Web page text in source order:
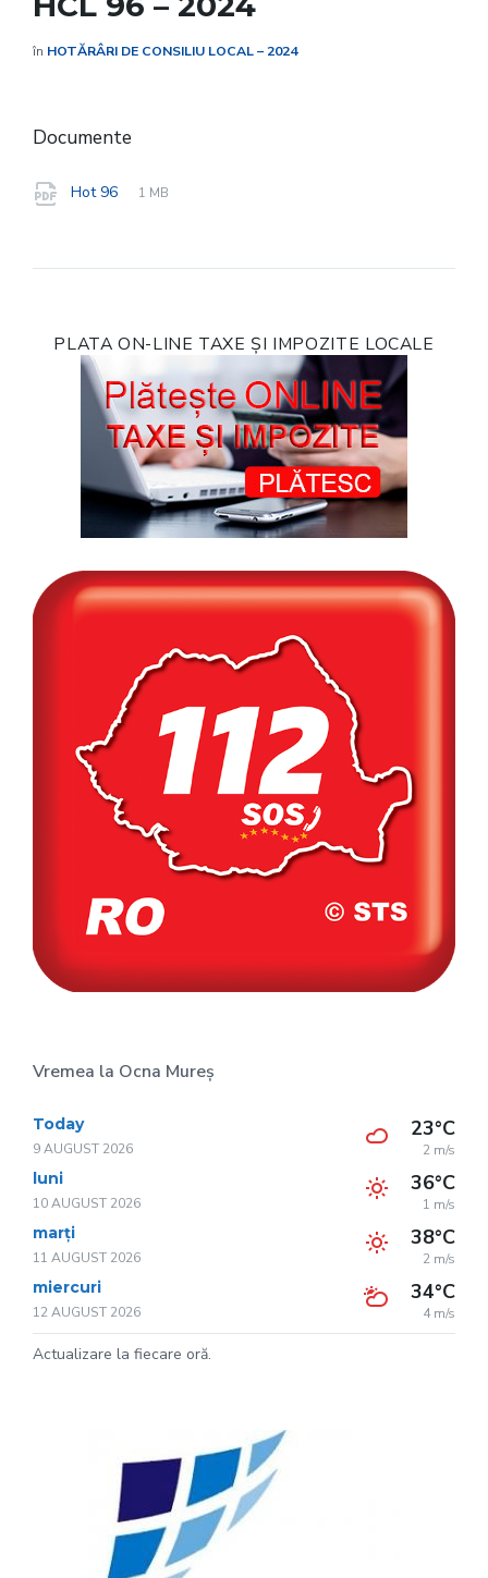
în HOTĂRÂRI DE CONSILIU LOCAL – 2024
Documente
Hot 96
File
pdf
File
1 MB
PLATA ON-LINE TAXE ȘI IMPOZITE LOCALE
Vremea la Ocna Mureș
Today
9 AUGUST 2026
23°C
2 m/s
luni
10 AUGUST 2026
36°C
1 m/s
marți
11 AUGUST 2026
38°C
2 m/s
miercuri
12 AUGUST 2026
34°C
4 m/s
Actualizare la fiecare oră.